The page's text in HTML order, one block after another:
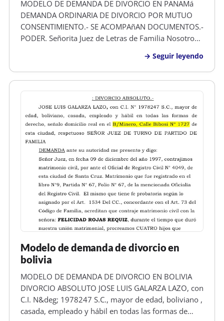
MODELO DE DEMANDA DE DIVORCIO EN PANAMá
DEMANDA ORDINARIA DE DIVORCIO POR MUTUO
CONSENTIMIENTO.- SE ACOMPAñAN DOCUMENTOS.-
PODER. Señorita Juez de Letras de Familia Nosotros,
hondureño, animador, con numero de identidad
0101-2025-00872 y de este domicilio y KRISANN
Seguir leyendo
Modelo de demanda de divorcio en
bolivia
MODELO DE DEMANDA DE DIVORCIO EN BOLIVIA
DIVORCIO ABSOLUTO JOSE LUIS GALARZA LAZO, con
C.I. N&deg; 1978247 S.C., mayor de edad, boliviano ,
casada, empleado y hábil en todas las formas de